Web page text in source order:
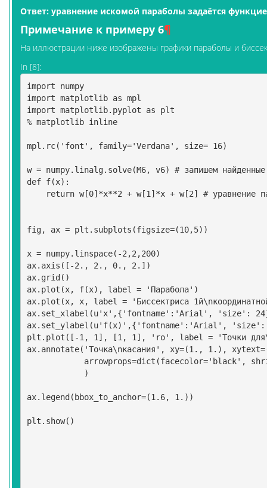
Ответ: уравнение искомой параболы задаётся
Примечание к примеру 6¶
На иллюстрации ниже изображены графики параболы и
In [8]:
import
numpy
import matplotlib as mpl
import matplotlib.pyplot as
plt
% matplotlib inline
mpl . rc( 'font' , family='Verdana' , size= 16)
w = numpy. linalg. solve(M6, v6)
# запишем
def f(x):
return w[0] *x**2 + w[1 ] *x + w[2] # уравнение
fig, ax = plt . subplots (figsize=(10,5))
x = numpy. linspace( -2 ,2 ,200)
ax. axis ([ -2. , 2. , 0. , 2. ])
ax. grid ()
ax. plot (x, f(x), label = 'Парабола' )
ax. plot (x, x, label = 'Биссектриса 1й\n
ax. set_xlabel (u'x' ,{ 'fontname' : 'Arial' , 'size' : 24
ax. set_ylabel (u'f(x)' ,{ 'fontname' : 'Arial' , 'size' :
plt . plot ([ -1 , 1 ], [1 , 1 ], 'ro' , label = 'Точки для
ax. annotate( 'Точка\nкасания' , xy=(1. , 1. ), xytext=
arrowprops=dict (facecolor='black' ,
)
ax. legend ( bbox_to_anchor=(1.6, 1. ))
plt . show()